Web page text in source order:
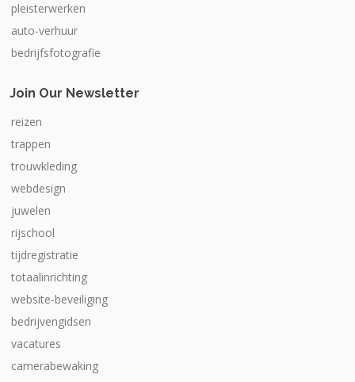
pleisterwerken
auto-verhuur
bedrijfsfotografie
Join Our Newsletter
reizen
trappen
trouwkleding
webdesign
juwelen
rijschool
tijdregistratie
totaalinrichting
website-beveiliging
bedrijvengidsen
vacatures
camerabewaking